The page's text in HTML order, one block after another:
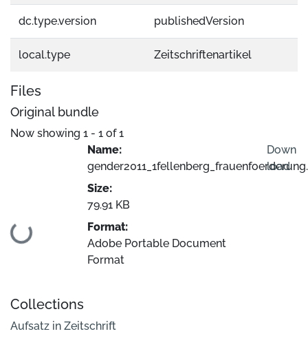
dc.type.version publishedVersion
local.type Zeitschriftenartikel
Files
Original bundle
Now showing 1 - 1 of 1
Loading...
Name:
Size:
79.91 KB
Format:
Adobe Portable Document
Format
Down
load
Collections
Aufsatz in Zeitschrift